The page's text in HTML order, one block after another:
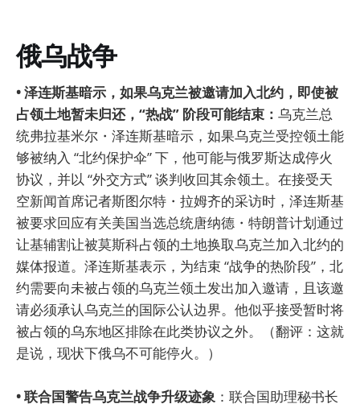
俄乌战争
• 泽连斯基暗示，如果乌克兰被邀请加入北约，即使被
占领土地暂未归还，“热战” 阶段可能结束： 乌克兰总
统弗拉基米尔・泽连斯基暗示，如果乌克兰受控领土能
够被纳入 “北约保护伞” 下，他可能与俄罗斯达成停火
协议，并以 “外交方式” 谈判收回其余领土。在接受天
空新闻首席记者斯图尔特・拉姆齐的采访时，泽连斯基
被要求回应有关美国当选总统唐纳德・特朗普计划通过
让基辅割让被莫斯科占领的土地换取乌克兰加入北约的
媒体报道。泽连斯基表示，为结束 “战争的热阶段”，北
约需要向未被占领的乌克兰领土发出加入邀请，且该邀
请必须承认乌克兰的国际公认边界。他似乎接受暂时将
被占领的乌东地区排除在此类协议之外。（翻评：这就
是说，现状下俄乌不可能停火。）
• 联合国警告乌克兰战争升级迹象 ：联合国助理秘书长